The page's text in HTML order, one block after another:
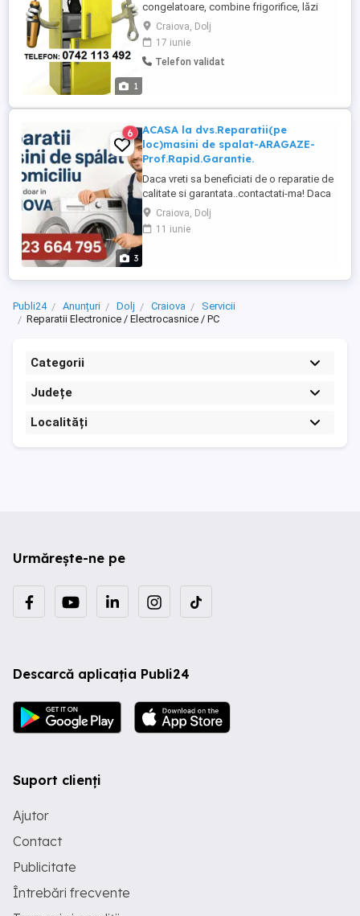
1
congelatoare, combine frigorifice, lăzi
frigorifice, vitrine frigorifice, echipamente
de aer condiționat - casnice sau
comerciale - la domiciliul clientului din
Craiova și localitățile județului Dolj.
Craiova, Dolj
17 iunie
Telefon validat
3
6
ACASA la dvs.Reparatii(pe
loc)masini de spalat-ARAGAZE-
Prof.Rapid.Garantie.
Daca vreti sa beneficiati de o reparatie de
calitate si garantata..contactati-ma! Daca
vreti sa fiti doar reparat la buzunar ,.aveti
de unde alege! Eu repar si electronica
(modulul-calculatorul-programatorul),
care nu ...
Craiova, Dolj
11 iunie
Publi24 Anunțuri Dolj Craiova
Servicii
Reparatii Electronice / Electrocasnice / PC
Categorii
Județe
Localități
Urmărește-ne pe
Descarcă aplicația Publi24
Suport clienți
Ajutor
Contact
Publicitate
Întrebări frecvente